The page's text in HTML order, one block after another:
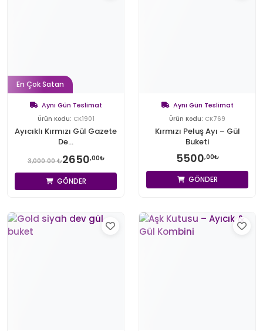
En Çok Satan
Aynı Gün Teslimat
Ürün Kodu: CK1901
Ayıcıklı Kırmızı Gül Gazete
De...
3,000.00 ₺2650,00₺
GÖNDER
Aynı Gün Teslimat
Ürün Kodu: CK769
Kırmızı Peluş Ayı – Gül
Buketi
5500,00₺
GÖNDER